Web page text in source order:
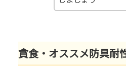
貪食・オススメ防具耐